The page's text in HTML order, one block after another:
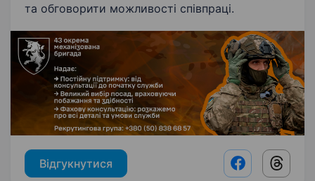
та обговорити можливості співпраці.
Відгукнутися Facebook